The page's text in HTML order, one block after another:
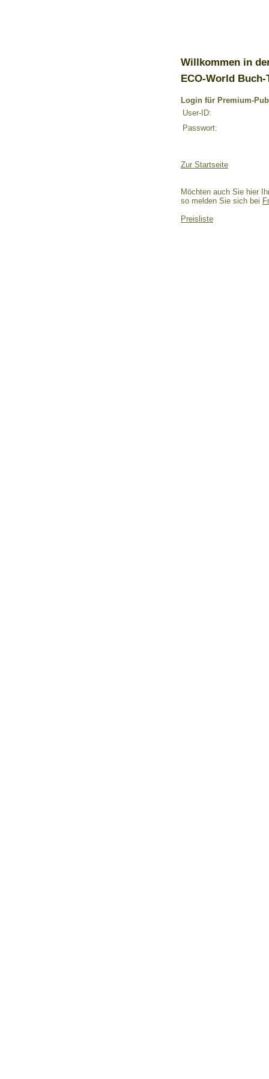
Willkommen in
ECO-World Buch-
Login für Premium-
User-ID:
Passwort:
Zur Startseite
Möchten auch Sie hier
so melden Sie sich bei
Preisliste